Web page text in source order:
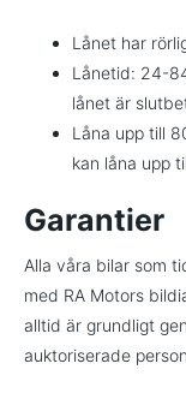
Lånet har
Lånetid: 24-
lånet är
Låna upp till
kan låna upp
Garantier
Alla våra bilar som
med RA Motors
alltid är grundligt
auktoriserade